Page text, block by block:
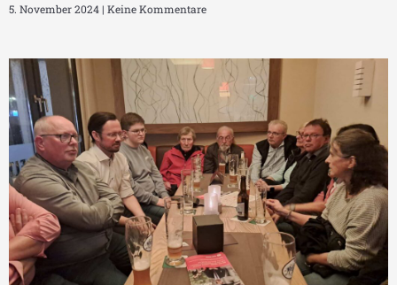
5. November 2024 Keine Kommentare